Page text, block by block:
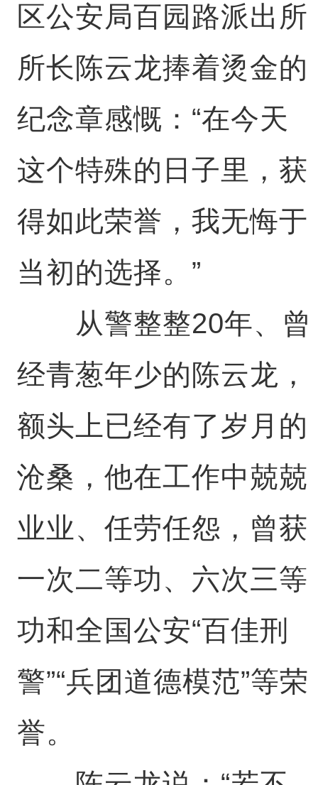
区公安局百园路派出所
所长陈云龙捧着烫金的
纪念章感慨：“在今天
这个特殊的日子里，获
得如此荣誉，我无悔于
当初的选择。”
从警整整20年、曾
经青葱年少的陈云龙，
额头上已经有了岁月的
沧桑，他在工作中兢兢
业业、任劳任怨，曾获
一次二等功、六次三等
功和全国公安“百佳刑
警”“兵团道德模范”等荣
誉。